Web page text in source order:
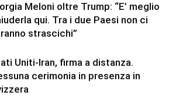
Meloni oltre Trump: “E’ meglio
qui. Tra i due Paesi non ci
strascichi”
Uniti-Iran, firma a distanza.
cerimonia in presenza in